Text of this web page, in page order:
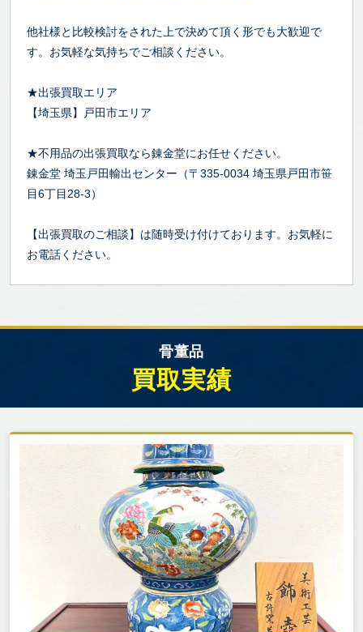
他社様と比較検討をされた上で決めて頂く形でも大歓迎で
す。お気軽な気持ちでご相談ください。
★出張買取エリア
【埼玉県】戸田市エリア
★不用品の出張買取なら錬金堂にお任せください。
錬金堂 埼玉戸田輸出センター（〒335-0034 埼玉県戸田市笹
目6丁目28-3）
【出張買取のご相談】は随時受け付けております。お気軽に
お電話ください。
骨董品
買取実績